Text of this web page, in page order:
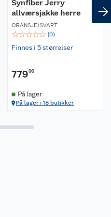
Bruk
Synfiber Jerry
allværsjakke herre
ORANSJE/SVART
☆☆☆☆☆ (0)
Finnes i 5 størrelser
77900
På lager
På lager i 18 butikker